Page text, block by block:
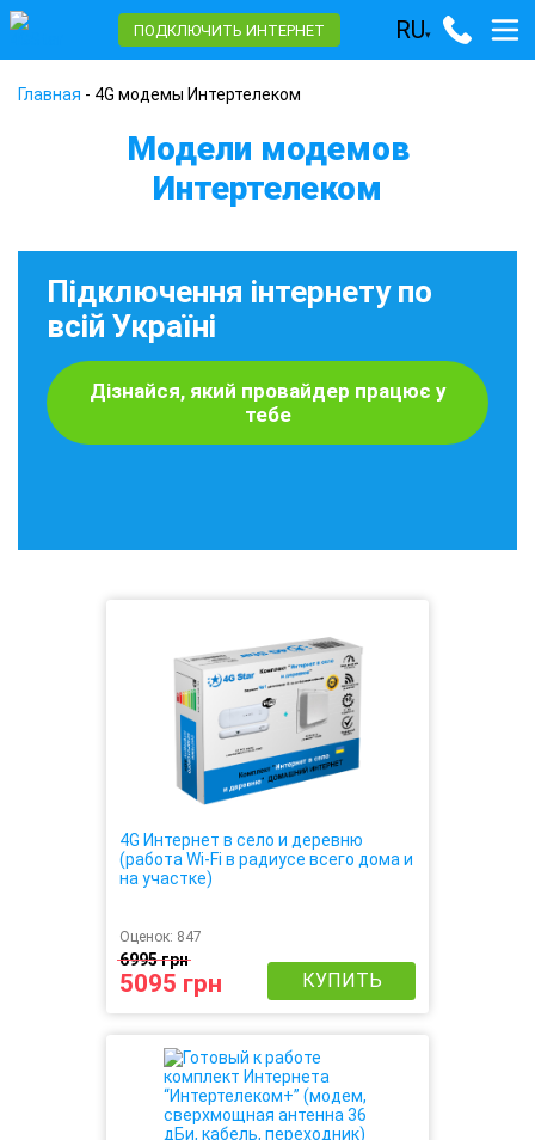
ПОДКЛЮЧИТЬ ИНТЕРНЕТ RU▾
Главная - 4G модемы Интертелеком
Модели модемов
Интертелеком
Підключення інтернету по
всій Україні
Дізнайся, який провайдер працює у
тебе
4G Интернет в село и деревню
(работа Wi-Fi в радиусе всего дома и
на участке)
Оценок: 847
6995 грн
5095 грн КУПИТЬ